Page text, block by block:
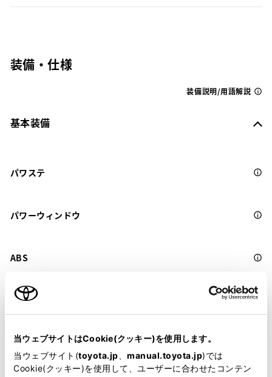
当ウェブサイトはCookie(クッキー)を使用します。
当ウェブサイト(toyota.jp manual.toyota.jp)では
Cookie(クッキー)を使用して、ユーザーに合わせたコンテン
装備・仕様
装備説明/用語解説
基本装備
パワステ
パワーウィンドウ
ABS
横滑防止装置
キーレス
：ｽﾏｰﾄｷ-